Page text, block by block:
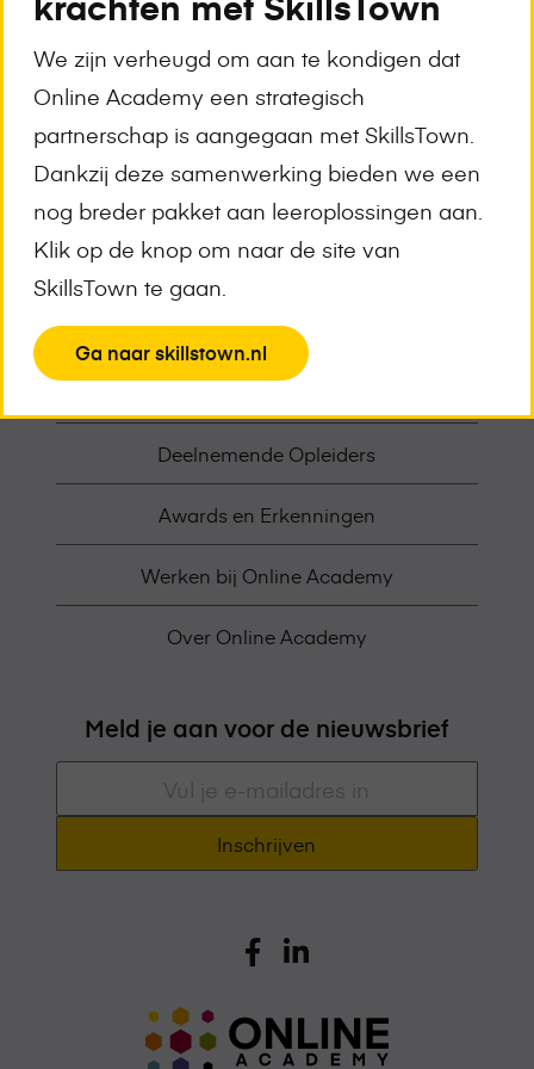
Gezonde Voeding
Gepost op 11 april 2022 te 2:23 pm.
Geschreven door Lisa--Norberhuis
Trainingsoverzicht
Deelnemende Opleiders
Awards en Erkenningen
Werken bij Online Academy
Over Online Academy
Meld je aan voor de nieuwsbrief
*
We zijn verheugd om aan te kondigen dat
Online Academy een strategisch
partnerschap is aangegaan met SkillsTown.
Dankzij deze samenwerking bieden we een
nog breder pakket aan leeroplossingen aan.
Klik op de knop om naar de site van
SkillsTown te gaan.
View
Ga naar skillstown.nl